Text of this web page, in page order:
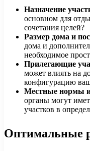
Назначение
основном для
сочетания целей?
Размер дома и
дома и
необходимое
Прилегающие
может влиять на
конфигурацию
Местные нормы
органы могут
участков в
Оптимальные